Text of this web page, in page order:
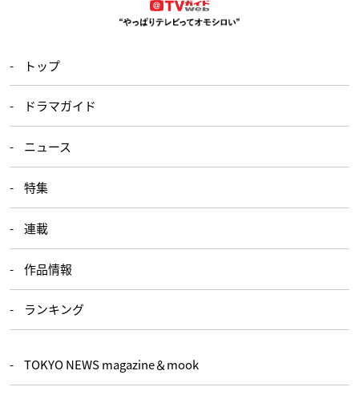
トップ
ドラマガイド
ニュース
特集
連載
作品情報
ランキング
TOKYO NEWS magazine＆mook